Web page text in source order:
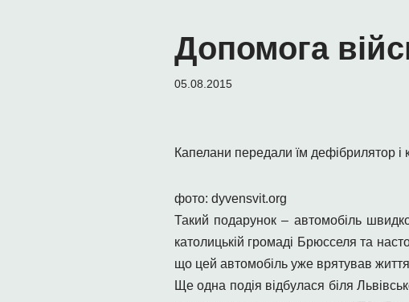
Допомога
05.08.2015
Капелани передали їм дефібрилятор і
фото: dyvensvit.org
Такий подарунок – автомобіль
католицькій громаді Брюсселя та
що цей автомобіль уже врятував
Ще одна подія відбулася біля